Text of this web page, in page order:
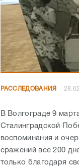
РАССЛЕДОВАНИЯ
В Волгограде 9
Сталинградской
воспоминания и
сражений все 200
только благодаря